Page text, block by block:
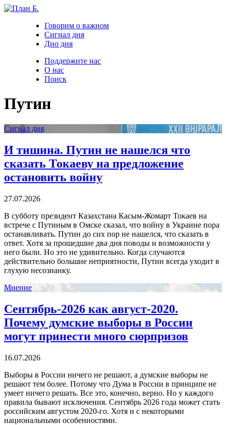
Говорим о важном
Сигнал дня
Дно дня
Поддержите нас
О нас
Поиск
Путин
Сигнал дня
И тишина. Путин не нашелся что
сказать Токаеву на предложение
остановить войну
27.07.2026
В субботу президент Казахстана Касым-Жомарт Токаев на
встрече с Путиным в Омске сказал, что войну в Украине пора
останавливать. Путин до сих пор не нашелся, что сказать в
ответ. Хотя за прошедшие два дня поводы и возможности у
него были. Но это не удивительно. Когда случаются
действительно большие неприятности, Путин всегда уходит в
глухую несознанку.
Мнение
Сентябрь-2026 как август-2020.
Почему думские выборы в России
могут принести много сюрпризов
16.07.2026
Выборы в России ничего не решают, а думские выборы не
решают тем более. Потому что Дума в России в принципе не
умеет ничего решать. Все это, конечно, верно. Но у каждого
правила бывают исключения. Сентябрь 2026 года может стать
российским августом 2020-го. Хотя и с некоторыми
национальными особенностями.